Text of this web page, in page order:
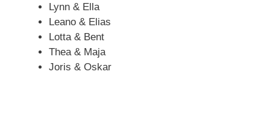
Lynn & Ella
Leano & Elias
Lotta & Bent
Thea & Maja
Joris & Oskar